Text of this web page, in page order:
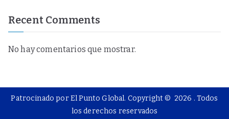
Recent Comments
No hay comentarios que mostrar.
Patrocinado por El Punto Global. Copyright © 2026 . Todos
los derechos reservados